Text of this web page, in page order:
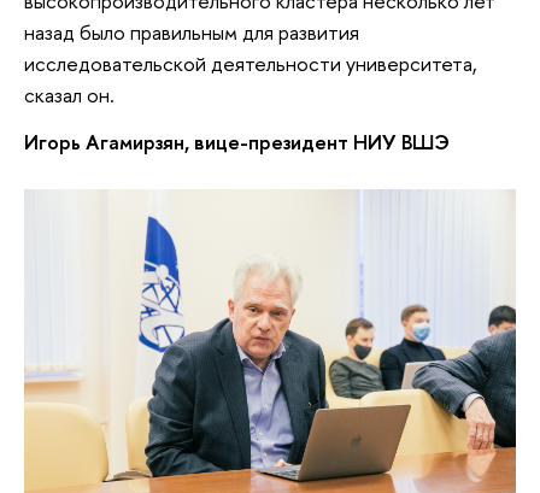
назад было правильным для развития
исследовательской деятельности университета,
сказал он.
Игорь Агамирзян, вице-президент НИУ ВШЭ